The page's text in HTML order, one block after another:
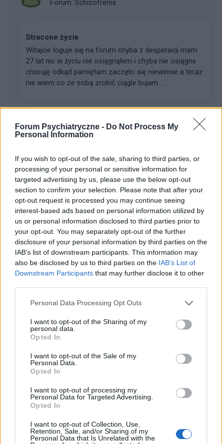
Forum Psychiatryczne - Do Not Process My
Personal Information
If you wish to opt-out of the sale, sharing to third parties, or
processing of your personal or sensitive information for
targeted advertising by us, please use the below opt-out
section to confirm your selection. Please note that after your
opt-out request is processed you may continue seeing
interest-based ads based on personal information utilized by
us or personal information disclosed to third parties prior to
your opt-out. You may separately opt-out of the further
disclosure of your personal information by third parties on the
IAB’s list of downstream participants. This information may
also be disclosed by us to third parties on the IAB’s List of
Downstream Participants that may further disclose it to other
Personal Data Processing Opt Outs
I want to opt-out of the Sharing of my
personal data.
Opted In
I want to opt-out of the Sale of my
Personal Data.
Opted In
I want to opt-out of processing my
Personal Data for Targeted Advertising.
Opted In
I want to opt-out of Collection, Use,
Retention, Sale, and/or Sharing of my
Personal Data that Is Unrelated with the
Forum: Schizofrenia
Stracone życie
Witajcie loguje się na forum chyba z desperacji mam
27 lat nic w życiu nie osiągnąłem i chyba nie osiągne
choruję odkąd pamiętam zaczęło się niewinnie a teraz
nie wiem co ze sobą zrobić ciągle bujam ...
Forum:Zaburzenia psychiczne
Nie wiem jak pomóc siostrze z zaburzeniami
psychicznymi, uzależnionej od alkoholu
Siostra nie wychodzi praktycznie z domu, tylko po
alkohol, nie pracuje od pół roku, nie szuka pracy, nie
ma ubezpieczenia, całymi dniami siedzi przed
telewizorem i dużo pije. Moeszka sama, nie sprząt...
mike34
Forum:Depresja
Pytanie odnośnie dawki
dowiedzieć czy jest szansa, że 20 tabletek 10mg
zolpidemu pomogłoby facetowi o wymiarach 1,84 m i
Forum:Schizofrenia
Pustka w głowie, brak myśli
Czy taka pustka w glowie, brak myśli to już jest jakiś